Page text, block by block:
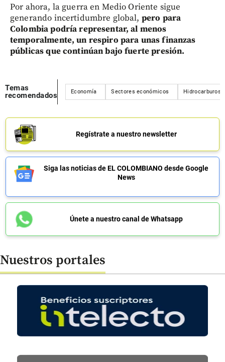
Por ahora, la guerra en Medio Oriente sigue
generando incertidumbre global, pero para
Colombia podría representar, al menos
temporalmente, un respiro para unas finanzas
públicas que continúan bajo fuerte presión.
Temas
recomendados
Economía Sectores económicos Hidrocarburos
Regístrate a nuestro newsletter
Siga las noticias de EL COLOMBIANO desde Google
News
Únete a nuestro canal de Whatsapp
Nuestros portales